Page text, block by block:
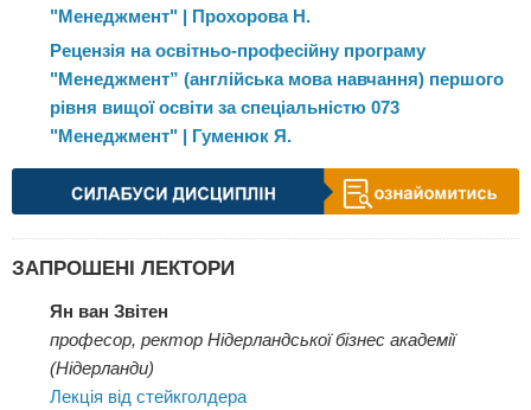
"Менеджмент" | Прохорова Н.
Рецензія на освітньо-професійну програму
"Менеджмент” (англійська мова навчання) першого
рівня вищої освіти за спеціальністю 073
"Менеджмент" | Гуменюк Я.
ЗАПРОШЕНІ ЛЕКТОРИ
Ян ван Звітен
професор, ректор Нідерландської бізнес академії
(Нідерланди)
Лекція від стейкголдера